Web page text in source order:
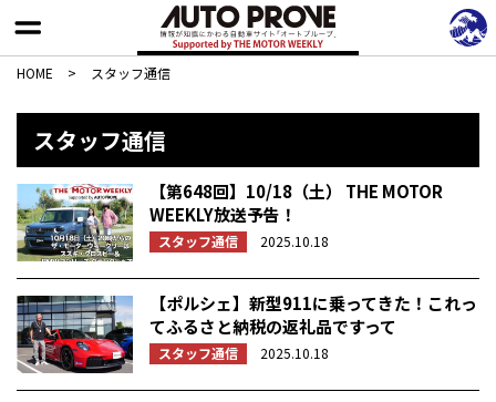
HOME > スタッフ通信
スタッフ通信
【第648回】10/18（土） THE MOTOR
WEEKLY放送予告！
スタッフ通信 2025.10.18
【ポルシェ】新型911に乗ってきた！これっ
てふるさと納税の返礼品ですって
スタッフ通信 2025.10.18